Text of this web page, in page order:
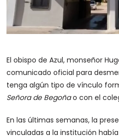
El obispo de Azul, monseñor
comunicado oficial para
tenga algún tipo de vínculo
Señora de Begoñao con el
En las últimas semanas, la
vinculadas a la institución